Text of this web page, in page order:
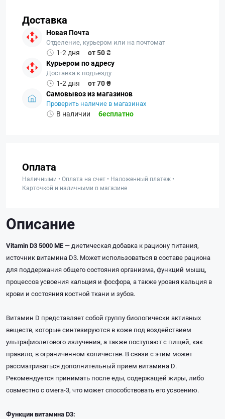
Доставка
Новая Почта
Отделение, курьером или на почтомат
1-2 дня
от 50 ₴
Курьером по адресу
Доставка к подъезду
1-2 дня
от 70 ₴
Самовывоз из магазинов
Проверить наличие в магазинах
В наличии бесплатно
Оплата
Наличными • Оплата на счет • Наложенный платеж •
Карточкой и наличными в магазине
Описание
Vitamin D3 5000 МЕ — диетическая добавка к рациону питания,
источник витамина D3. Может использоваться в составе рациона
для поддержания общего состояния организма, функций мышц,
процессов усвоения кальция и фосфора, а также уровня кальция в
крови и состояния костной ткани и зубов.
Витамин D представляет собой группу биологически активных
веществ, которые синтезируются в коже под воздействием
ультрафиолетового излучения, а также поступают с пищей, как
правило, в ограниченном количестве. В связи с этим может
рассматриваться дополнительный прием витамина D.
Рекомендуется принимать после еды, содержащей жиры, либо
совместно с омега-3, что может способствовать его усвоению.
Функции витамина D3: